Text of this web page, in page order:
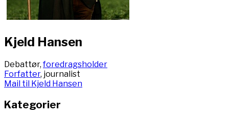
Kjeld Hansen
Debattør,foredragsholder
Forfatter, journalist
Mail til Kjeld Hansen
Kategorier